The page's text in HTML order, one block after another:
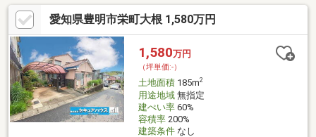
細はお問合せください▼周辺環境・アオキスーパー前後店 徒歩7
分(約520m)・大蔵池公園 徒歩2分(約150m)・栄小学校 徒歩9分(約
700m)※容積率は前面道路幅員約4mにより160％に制限されます■
ご希望の住まい探しをお手伝いします ━━━━━・・・物件の詳
細・ご相談はお気軽にお問い合わせください。
愛知県豊明市栄町大根 1,580万円
1,580万円
（坪単価:-）
土地面積185m2
用途地域無指定
建ぺい率60%
容積率200%
建築条件なし